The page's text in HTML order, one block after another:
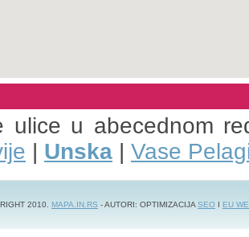
ulice u abecednom
| Unska | Vase
2010. MAPA.IN.RS - AUTORI: OPTIMIZACIJASEO I EU